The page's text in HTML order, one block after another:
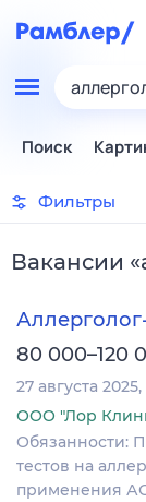
Поиск
Фильтры
Вакансии «
80 000–120
27 августа 2025
ООО "Лор
Обязанности:
тестов на
применения